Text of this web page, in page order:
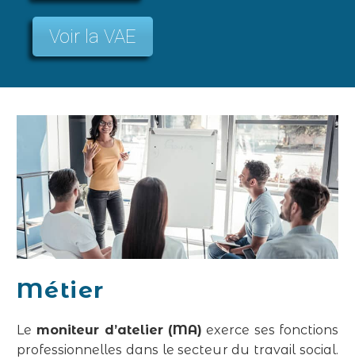
Voir la VAE
Métier
Le moniteur d’atelier (MA) exerce ses fonctions
professionnelles dans le secteur du travail social.